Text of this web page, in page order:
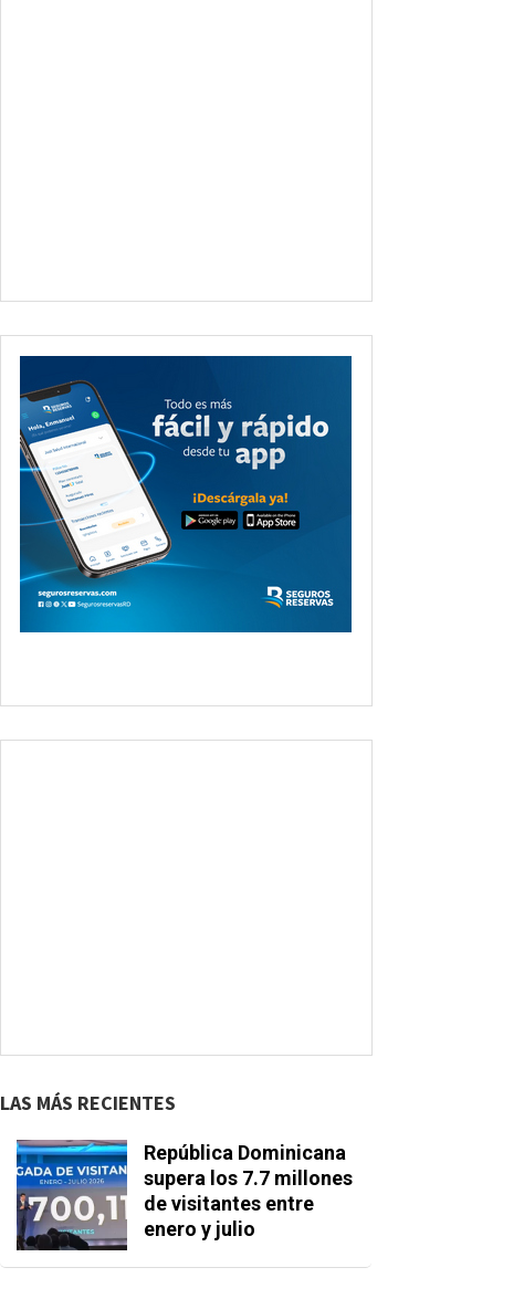
LAS MÁS RECIENTES
República Dominicana
supera los 7.7 millones
de visitantes entre
enero y julio